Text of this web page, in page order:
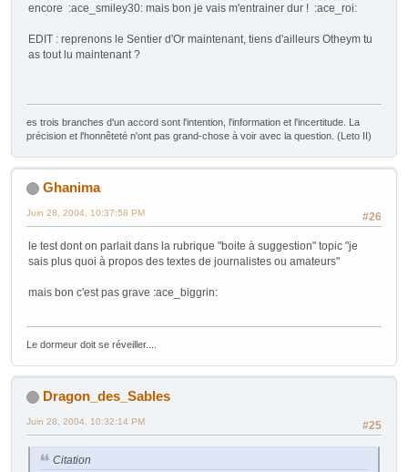
encore :ace_smiley30: mais bon je vais m'entrainer dur ! :ace_roi:
EDIT : reprenons le Sentier d'Or maintenant, tiens d'ailleurs Otheym tu
as tout lu maintenant ?
es trois branches d'un accord sont l'intention, l'information et l'incertitude. La
précision et l'honnêteté n'ont pas grand-chose à voir avec la question. (Leto II)
Ghanima
#26
Juin 28, 2004, 10:37:58 PM
le test dont on parlait dans la rubrique "boite à suggestion" topic "je
sais plus quoi à propos des textes de journalistes ou amateurs"
mais bon c'est pas grave :ace_biggrin:
Le dormeur doit se réveiller....
Dragon_des_Sables
#25
Juin 28, 2004, 10:32:14 PM
Citation